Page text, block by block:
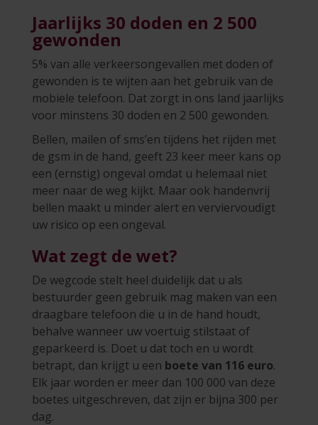
Jaarlijks 30 doden en 2 500
gewonden
5% van alle verkeersongevallen met doden of
gewonden is te wijten aan het gebruik van de
mobiele telefoon. Dat zorgt in ons land jaarlijks
voor minstens 30 doden en 2 500 gewonden.
Bellen, mailen of sms’en tijdens het rijden met
de gsm in de hand, geeft 23 keer meer kans op
een (ernstig) ongeval omdat u helemaal niet
meer naar de weg kijkt. Maar ook handenvrij
bellen maakt u minder alert en verviervoudigt
uw risico op een ongeval.
Wat zegt de wet?
De wegcode stelt heel duidelijk dat u als
bestuurder geen gebruik mag maken van een
draagbare telefoon die u in de hand houdt,
behalve wanneer uw voertuig stilstaat of
geparkeerd is. Doet u dat toch en u wordt
betrapt, dan krijgt u een boete van 116 euro.
Elk jaar worden er meer dan 100 000 van deze
boetes uitgeschreven, dat zijn er bijna 300 per
dag.